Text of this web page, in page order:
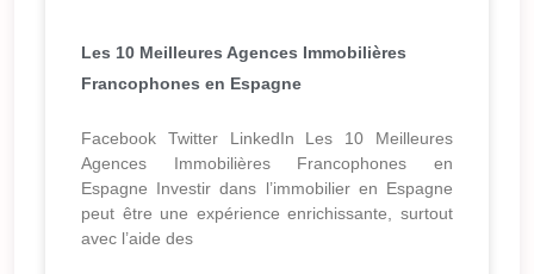
Les 10 Meilleures Agences Immobilières
Francophones en Espagne
Facebook Twitter LinkedIn Les 10 Meilleures
Agences Immobilières Francophones en
Espagne Investir dans l’immobilier en Espagne
peut être une expérience enrichissante, surtout
avec l’aide des